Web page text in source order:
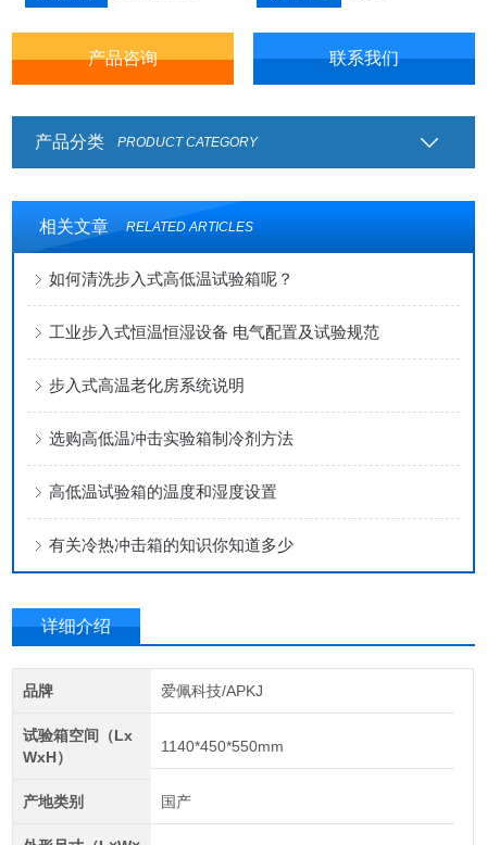
产品咨询 联系我们
产品分类 PRODUCT CATEGORY
相关文章 RELATED ARTICLES
如何清洗步入式高低温试验箱呢？
工业步入式恒温恒湿设备 电气配置及试验规范
步入式高温老化房系统说明
选购高低温冲击实验箱制冷剂方法
高低温试验箱的温度和湿度设置
有关冷热冲击箱的知识你知道多少
详细介绍
品牌 爱佩科技/APKJ
试验箱空间（Lx
WxH）
1140*450*550mm
产地类别 国产